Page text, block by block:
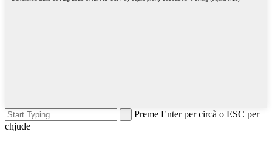
Preme Enter per circà o ESC per
chjude